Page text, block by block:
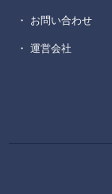
・ お問い合わせ
・ 運営会社